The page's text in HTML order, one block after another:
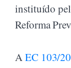
instituído
Reforma
AEC 103/